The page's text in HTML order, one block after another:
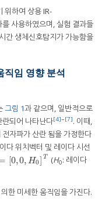
위하여 상용 IR-
사용하였으며, 실험 결과들
간 생체신호탐지가 가능함을
직임 영향 분석
그림 1과 같으며, 일반적으로
되어 나타난다[4]~[7]. 이때,
자파가 산란 됨을 가정한다
다 위치벡터 및 레이다 시선
[0,0, H0] T
[0 0,H0]T (H0: 레이다
한 미세한 움직임을 가진다.